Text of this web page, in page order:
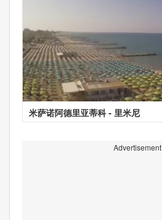
米萨诺阿德里亚蒂科 - 里米尼
Advertisement